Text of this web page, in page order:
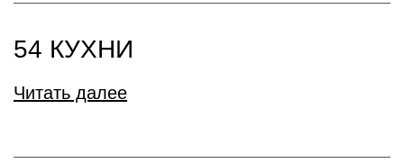
54 КУХНИ
Читать далее